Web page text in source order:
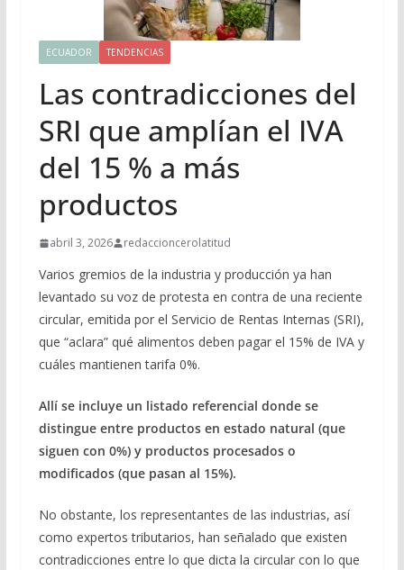
ECUADOR TENDENCIAS
Las contradicciones del
SRI que amplían el IVA
del 15 % a más
productos
abril 3, 2026 redaccioncerolatitud
Varios gremios de la industria y producción ya han
levantado su voz de protesta en contra de una reciente
circular, emitida por el Servicio de Rentas Internas (SRI),
que “aclara” qué alimentos deben pagar el 15% de IVA y
cuáles mantienen tarifa 0%.
Allí se incluye un listado referencial donde se
distingue entre productos en estado natural (que
siguen con 0%) y productos procesados o
modificados (que pasan al 15%).
No obstante, los representantes de las industrias, así
como expertos tributarios, han señalado que existen
contradicciones entre lo que dicta la circular con lo que